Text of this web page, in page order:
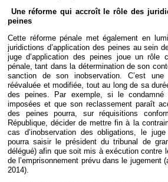
Une réforme qui accroît le rôle des
peines
Cette réforme pénale met également en
juridictions d’application des peines au sein
juge d’application des peines joue un rôle
pénale, tant dans la détermination de son
sanction de son inobservation. C’est une
réévaluée et modifiée, tout au long de sa
des peines. Par exemple, si le
imposées et que son reclassement paraît
des peines pourra, sur réquisitions
République, décider de mettre fin à la
cas d’inobservation des obligations, le juge
pourra saisir le président du tribunal de
délégué) afin que soit mis à exécution contre
de l’emprisonnement prévu dans le jugement
2014).